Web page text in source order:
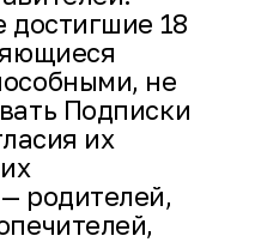
достигшие 18
не
Подписки
их
родителей,